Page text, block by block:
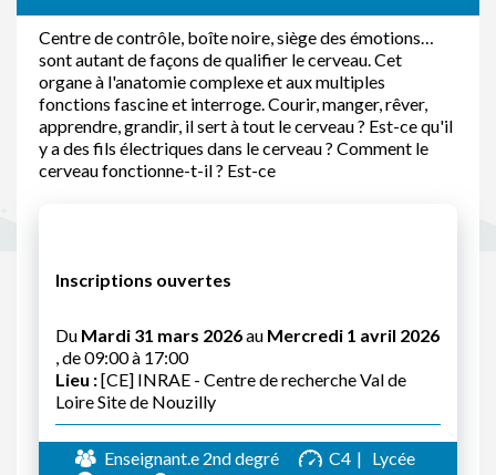
Centre de contrôle, boîte noire, siège des émotions…
sont autant de façons de qualifier le cerveau. Cet
organe à l'anatomie complexe et aux multiples
fonctions fascine et interroge. Courir, manger, rêver,
apprendre, grandir, il sert à tout le cerveau ? Est-ce qu'il
y a des fils électriques dans le cerveau ? Comment le
cerveau fonctionne-t-il ? Est-ce
Inscriptions ouvertes
Du Mardi 31 mars 2026au Mercredi 1 avril 2026
, de 09:00 à 17:00
Lieu :[CE] INRAE - Centre de recherche Val de
Loire Site de Nouzilly
Enseignant.e 2nd degré C4
Lycée